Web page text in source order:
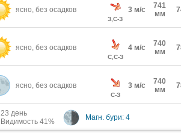
ясно, без осадков
З,С-З
3 м/с
741
мм
ясно, без осадков
С,С-З
4 м/с
740
мм
ясно, без осадков
С-З
3 м/с
740
мм
23 день
Видимость 41%
Магн. бури: 4